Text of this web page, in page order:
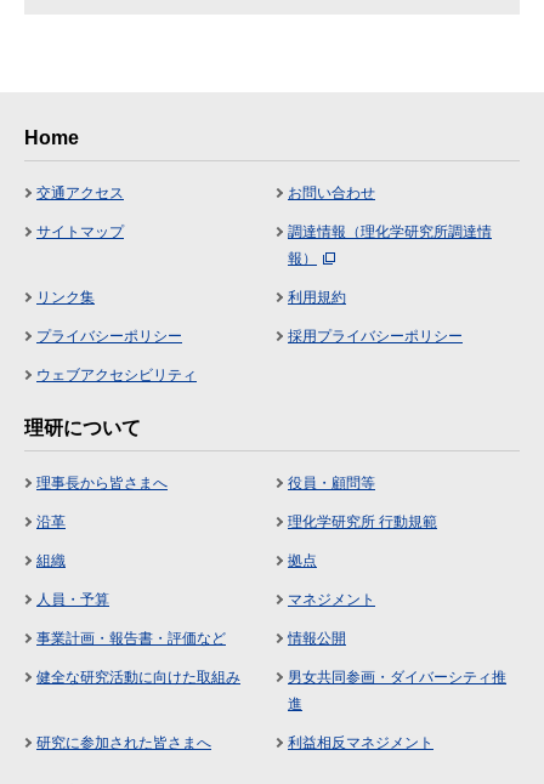
Home
交通アクセス お問い合わせ
サイトマップ
調達情報（理化学研究所調達情
報）
リンク集 利用規約
プライバシーポリシー 採用プライバシーポリシー
ウェブアクセシビリティ
理研について
理事長から皆さまへ 役員・顧問等
沿革 理化学研究所 行動規範
組織 拠点
人員・予算 マネジメント
事業計画・報告書・評価など 情報公開
健全な研究活動に向けた取組み
男女共同参画・ダイバーシティ推
進
研究に参加された皆さまへ 利益相反マネジメント